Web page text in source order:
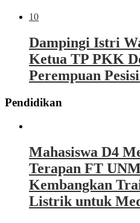
10
Dampingi Istri
Ketua TP PKK
Perempuan
Pendidikan
Mahasiswa D4
Terapan FT
Kembangkan
Listrik untuk